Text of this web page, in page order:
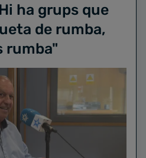
ha grups que
de rumba,
rumba"